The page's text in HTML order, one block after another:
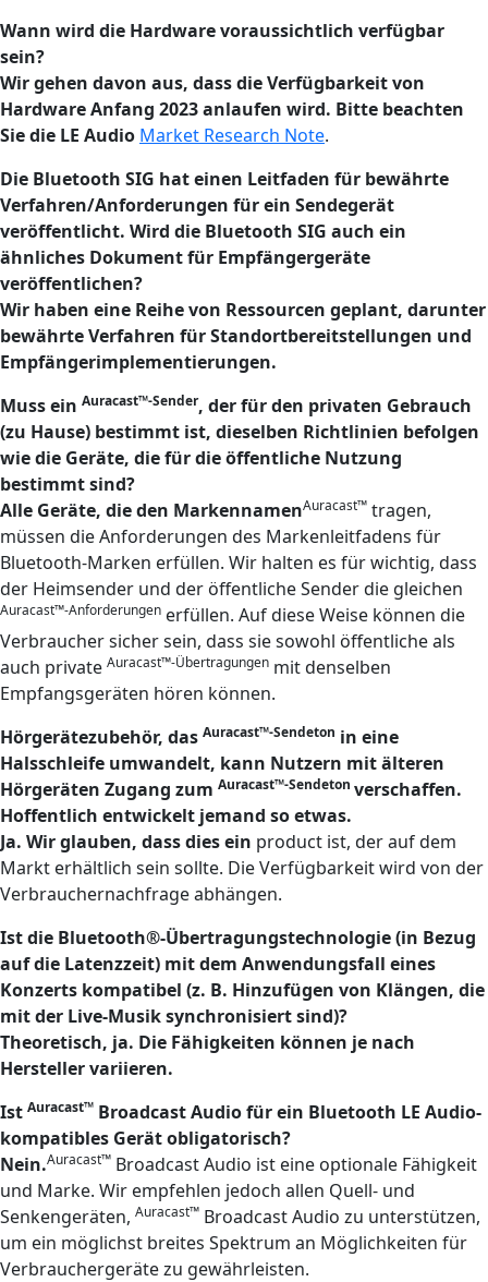
Wann wird die Hardware voraussichtlich verfügbar
sein?
Wir gehen davon aus, dass die Verfügbarkeit von
Hardware Anfang 2023 anlaufen wird. Bitte beachten
Sie die LE Audio Market Research Note.
Die Bluetooth SIG hat einen Leitfaden für bewährte
Verfahren/Anforderungen für ein Sendegerät
veröffentlicht. Wird die Bluetooth SIG auch ein
ähnliches Dokument für Empfängergeräte
veröffentlichen?
Wir haben eine Reihe von Ressourcen geplant, darunter
bewährte Verfahren für Standortbereitstellungen und
Empfängerimplementierungen.
Muss ein Auracast™-Sender, der für den privaten Gebrauch
(zu Hause) bestimmt ist, dieselben Richtlinien befolgen
wie die Geräte, die für die öffentliche Nutzung
bestimmt sind?
Alle Geräte, die den MarkennamenAuracast™ tragen,
müssen die Anforderungen des Markenleitfadens für
Bluetooth-Marken erfüllen. Wir halten es für wichtig, dass
der Heimsender und der öffentliche Sender die gleichen
Auracast™-Anforderungen erfüllen. Auf diese Weise können die
Verbraucher sicher sein, dass sie sowohl öffentliche als
auch private Auracast™-Übertragungen mit denselben
Empfangsgeräten hören können.
Hörgerätezubehör, das Auracast™-Sendeton in eine
Halsschleife umwandelt, kann Nutzern mit älteren
Hörgeräten Zugang zum Auracast™-Sendeton verschaffen.
Hoffentlich entwickelt jemand so etwas.
Ja. Wir glauben, dass dies ein product ist, der auf dem
Markt erhältlich sein sollte. Die Verfügbarkeit wird von der
Verbrauchernachfrage abhängen.
Ist die Bluetooth®-Übertragungstechnologie (in Bezug
auf die Latenzzeit) mit dem Anwendungsfall eines
Konzerts kompatibel (z. B. Hinzufügen von Klängen, die
mit der Live-Musik synchronisiert sind)?
Theoretisch, ja. Die Fähigkeiten können je nach
Hersteller variieren.
Ist Auracast™ Broadcast Audio für ein Bluetooth LE Audio-
kompatibles Gerät obligatorisch?
Nein.Auracast™ Broadcast Audio ist eine optionale Fähigkeit
und Marke. Wir empfehlen jedoch allen Quell- und
Senkengeräten, Auracast™ Broadcast Audio zu unterstützen,
um ein möglichst breites Spektrum an Möglichkeiten für
Verbrauchergeräte zu gewährleisten.